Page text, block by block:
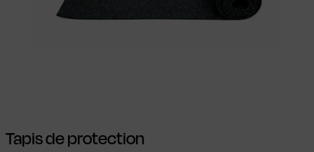
Tapis de protection